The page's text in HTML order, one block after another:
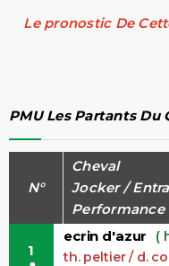
Le pronostic De
PMU Les Partants Du
N°
Cheval
Jocker /
Performance
1
ecrin d'azur (
th. peltier / d.